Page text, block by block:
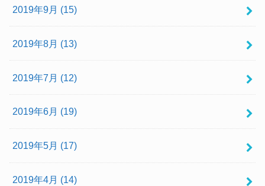
2019年9月 (15)
2019年8月 (13)
2019年7月 (12)
2019年6月 (19)
2019年5月 (17)
2019年4月 (14)